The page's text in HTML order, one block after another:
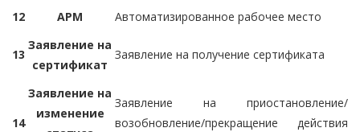
12
АРМ Автоматизированное рабочее место
13
Заявление на
сертификат
Заявление на получение сертификата
14
Заявление на
изменение
Заявление на приостановление/
возобновление/прекращение действия